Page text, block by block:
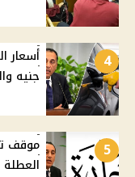
4
جنيه
5